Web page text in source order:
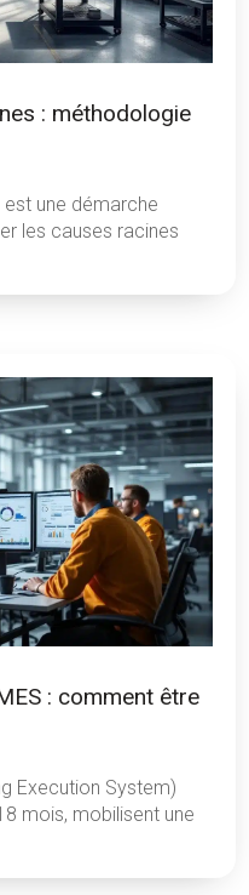
: méthodologie
une démarche
les causes racines
: comment être
Execution System)
mois, mobilisent une